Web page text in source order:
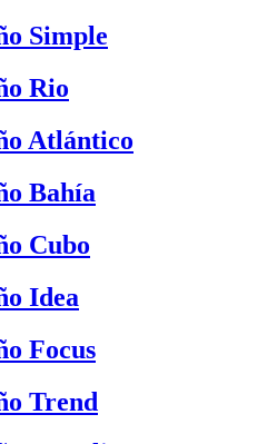
Simple
Rio
Atlántico
Bahía
Cubo
Idea
Focus
Trend